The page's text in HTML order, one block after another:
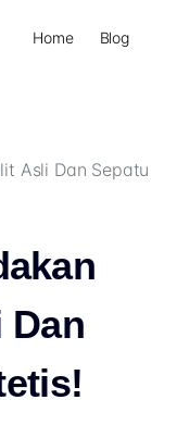
Home Blog
Asli Dan Sepatu
Dan